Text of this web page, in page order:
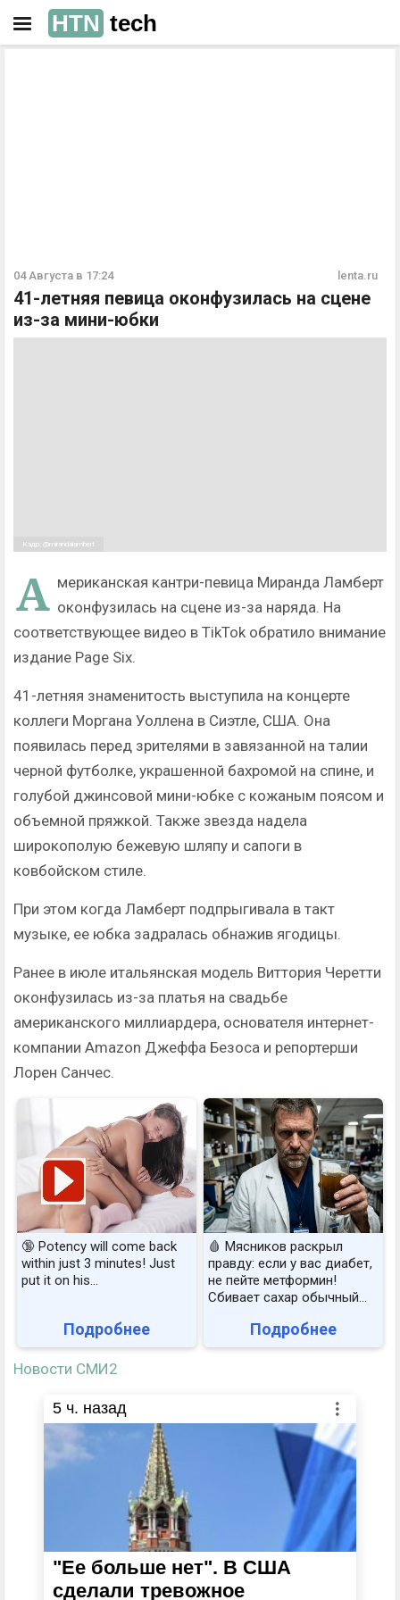
HTN tech
04 Августа в 17:24 lenta.ru
41-летняя певица оконфузилась на сцене
из-за мини-юбки
Кадр: @mirandalambert
А мериканская кантри-певица Миранда Ламберт
оконфузилась на сцене из-за наряда. На
соответствующее видео в TikTok обратило внимание
издание Page Six.
41-летняя знаменитость выступила на концерте
коллеги Моргана Уоллена в Сиэтле, США. Она
появилась перед зрителями в завязанной на талии
черной футболке, украшенной бахромой на спине, и
голубой джинсовой мини-юбке с кожаным поясом и
объемной пряжкой. Также звезда надела
широкополую бежевую шляпу и сапоги в
ковбойском стиле.
При этом когда Ламберт подпрыгивала в такт
музыке, ее юбка задралась обнажив ягодицы.
Ранее в июле итальянская модель Виттория Черетти
оконфузилась из-за платья на свадьбе
американского миллиардера, основателя интернет-
компании Amazon Джеффа Безоса и репортерши
Лорен Санчес.
🔞 Potency will come back
within just 3 minutes! Just
put it on his…
Подробнее
🩸 Мясников раскрыл
правду: если у вас диабет,
не пейте метформин!
Сбивает сахар обычный...
Подробнее
Новости СМИ2
5 ч. назад
"Ее больше нет". В США
сделали тревожное